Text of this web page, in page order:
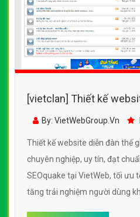
[vietclan] Thiết kế
tin học đẹp SEO tốt
By: VietWebGroup.Vn
Thiết kế website diễn đàn thế
chuyên nghiệp, uy tín, đạt
SEOquake tại VietWeb, tối ưu
tăng trải nghiệm người dùng